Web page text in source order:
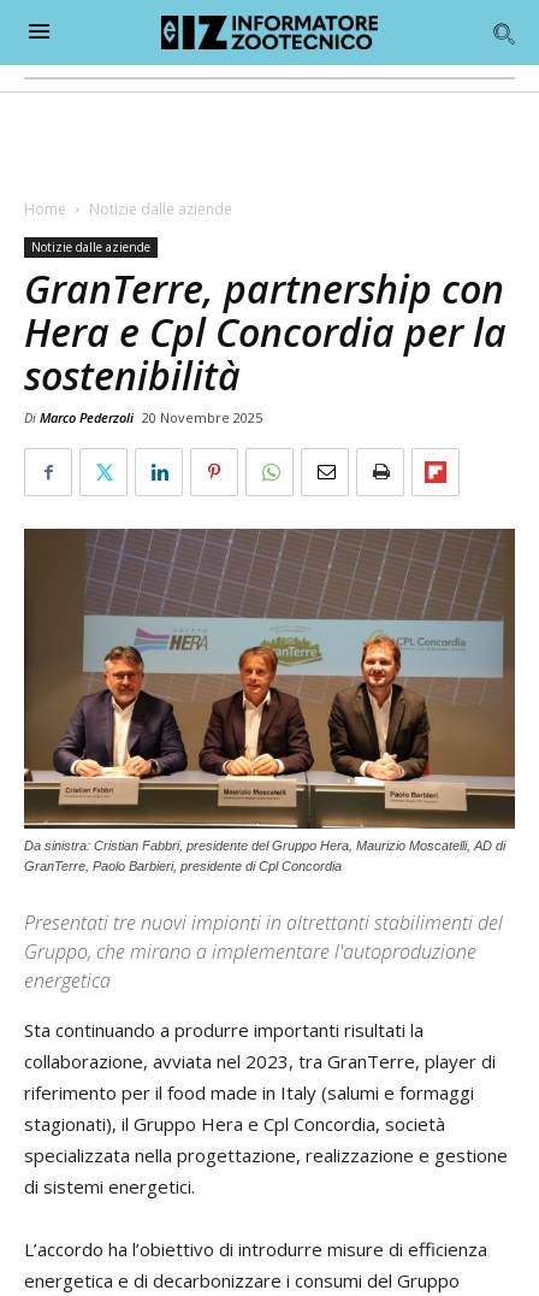
Home Notizie dalle aziende
Notizie dalle aziende
GranTerre, partnership con
Hera e Cpl Concordia per la
sostenibilità
Di Marco Pederzoli 20 Novembre 2025
Da sinistra: Cristian Fabbri, presidente del Gruppo Hera, Maurizio Moscatelli, AD di
GranTerre, Paolo Barbieri, presidente di Cpl Concordia
Presentati tre nuovi impianti in altrettanti stabilimenti del
Gruppo, che mirano a implementare l'autoproduzione
energetica
Sta continuando a produrre importanti risultati la
collaborazione, avviata nel 2023, tra GranTerre, player di
riferimento per il food made in Italy (salumi e formaggi
stagionati), il Gruppo Hera e Cpl Concordia, società
specializzata nella progettazione, realizzazione e gestione
di sistemi energetici.
L’accordo ha l’obiettivo di introdurre misure di efficienza
energetica e di decarbonizzare i consumi del Gruppo